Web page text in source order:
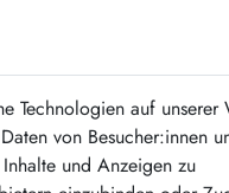
Technologien auf unserer
von Besucher:innen
und Anzeigen zu